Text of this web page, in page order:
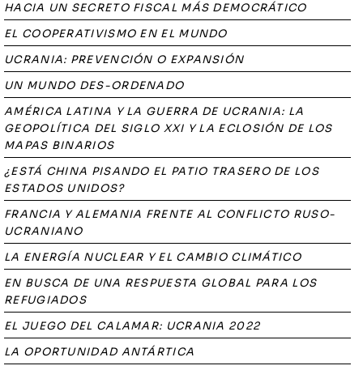
HACIA UN SECRETO FISCAL MÁS DEMOCRÁTICO
EL COOPERATIVISMO EN EL MUNDO
UCRANIA: PREVENCIÓN O EXPANSIÓN
UN MUNDO DES-ORDENADO
AMÉRICA LATINA Y LA GUERRA DE UCRANIA: LA
GEOPOLÍTICA DEL SIGLO XXI Y LA ECLOSIÓN DE LOS
MAPAS BINARIOS
¿ESTÁ CHINA PISANDO EL PATIO TRASERO DE LOS
ESTADOS UNIDOS?
FRANCIA Y ALEMANIA FRENTE AL CONFLICTO RUSO-
UCRANIANO
LA ENERGÍA NUCLEAR Y EL CAMBIO CLIMÁTICO
EN BUSCA DE UNA RESPUESTA GLOBAL PARA LOS
REFUGIADOS
EL JUEGO DEL CALAMAR: UCRANIA 2022
LA OPORTUNIDAD ANTÁRTICA